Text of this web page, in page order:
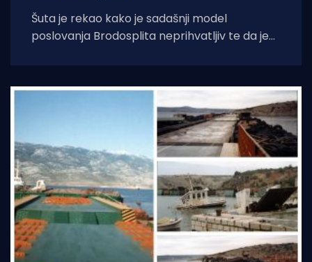
Šuta je rekao kako je sadašnji model
poslovanja Brodosplita neprihvatljiv te da je